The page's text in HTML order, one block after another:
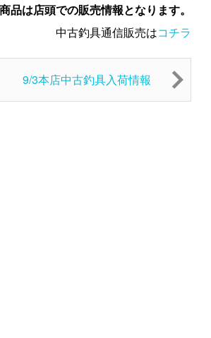
品は店頭での販売情報となります。
中古釣具通信販売はコチラ
9/3本店中古釣具入荷情報